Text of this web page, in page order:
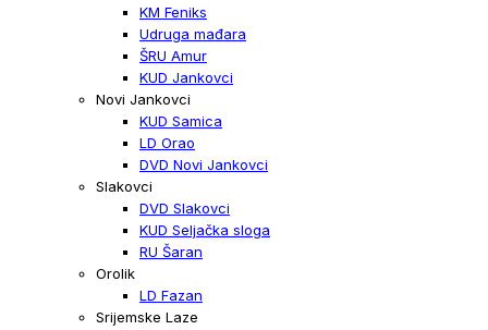
KM Feniks
Udruga mađara
ŠRU Amur
KUD Jankovci
Novi Jankovci
KUD Samica
LD Orao
DVD Novi Jankovci
Slakovci
DVD Slakovci
KUD Seljačka sloga
RU Šaran
Orolik
LD Fazan
Srijemske Laze